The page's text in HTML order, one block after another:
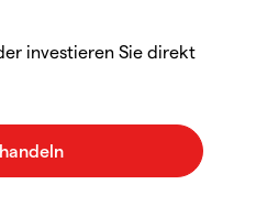
investieren Sie direkt